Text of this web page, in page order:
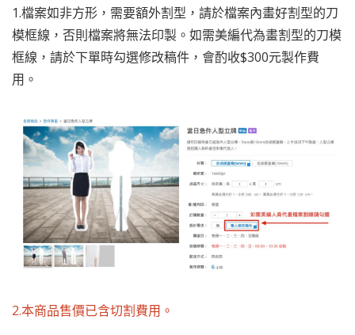
1.檔案如非方形，需要額外割型，請於檔案內畫好割型的刀
模框線，否則檔案將無法印製。如需美編代為畫割型的刀模
框線，請於下單時勾選修改稿件，會酌收$300元製作費
用。
2.本商品售價已含切割費用。